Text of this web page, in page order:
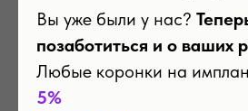
Вы уже были у нас?
позаботиться и о ваших
Любые коронки на
5%